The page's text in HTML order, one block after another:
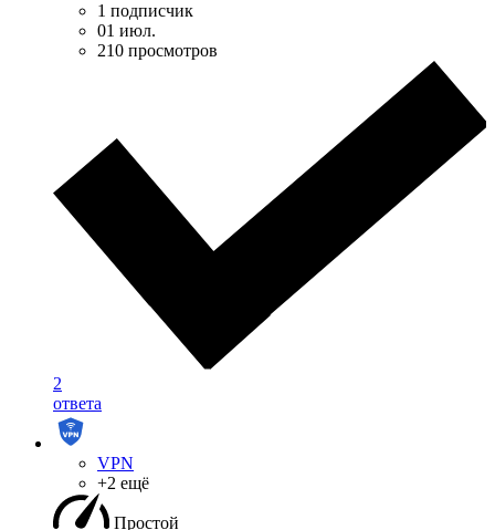
1 подписчик
01 июл.
210 просмотров
2
ответа
VPN
+2 ещё
Простой